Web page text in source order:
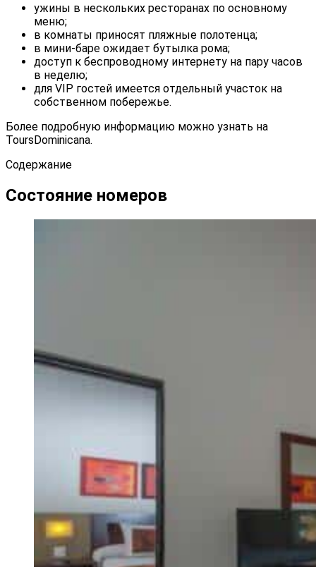
ужины в нескольких ресторанах по основному
меню;
в комнаты приносят пляжные полотенца;
в мини-баре ожидает бутылка рома;
доступ к беспроводному интернету на пару часов
в неделю;
для VIP гостей имеется отдельный участок на
собственном побережье.
Более подробную информацию можно узнать на
ToursDominicana.
Содержание
Состояние номеров